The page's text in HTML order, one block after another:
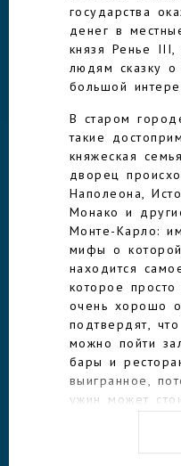
государства
денег в
князя Ренье III,
людям сказку
большой
В старом
такие
княжеская
дворец
Наполеона,
Монако и
Монте-Карло:
мифы о
находится
которое
очень хорошо
подтвердят,
можно пойти
бары и
выигранное,
ужин может
монакскую
Кондамин,